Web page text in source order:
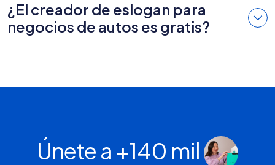
¿El creador de eslogan para
negocios de autos es gratis?
Únete a +140 mil